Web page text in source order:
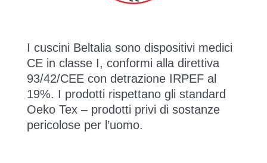
I cuscini Beltalia sono dispositivi medici
CE in classe I, conformi alla direttiva
93/42/CEE con detrazione IRPEF al
19%. I prodotti rispettano gli standard
Oeko Tex – prodotti privi di sostanze
pericolose per l’uomo.